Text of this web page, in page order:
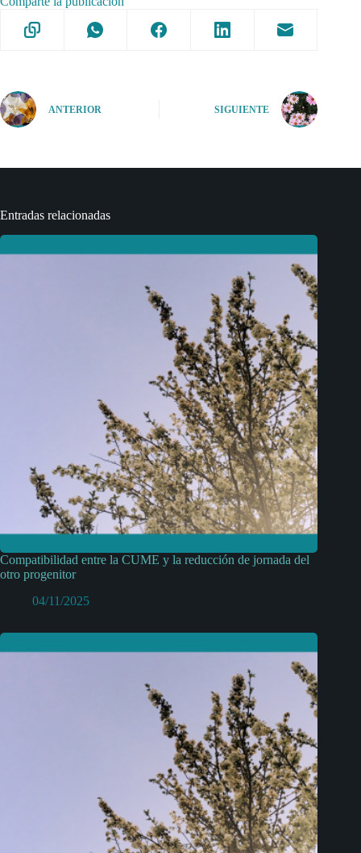
ANTERIOR SIGUIENTE
Entradas relacionadas
Compatibilidad entre la CUME y la reducción de jornada del
otro progenitor
04/11/2025